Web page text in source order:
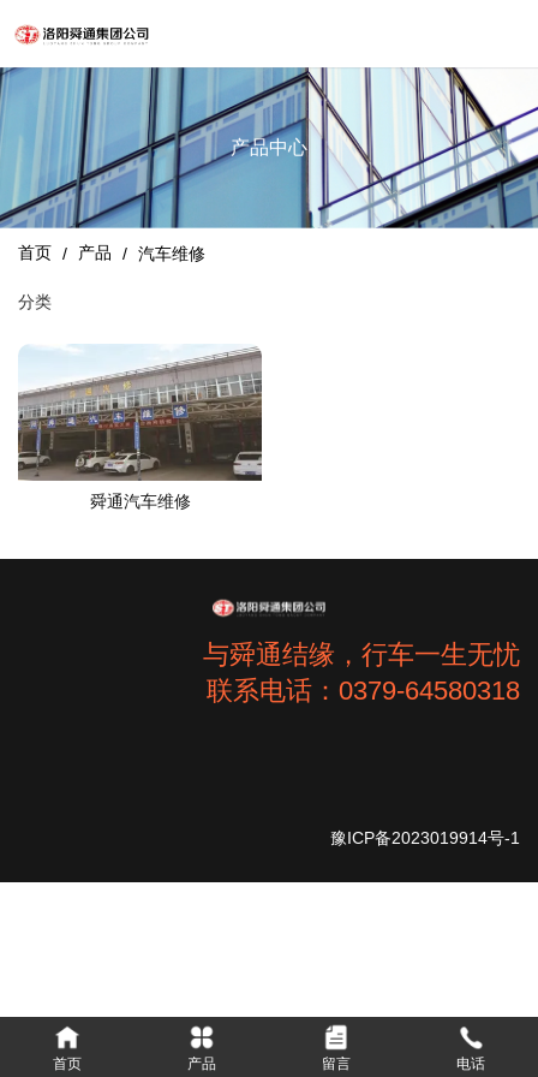
产品中心
首页 / 产品 / 汽车维修
分类
舜通汽车维修
与舜通结缘，行车一生无忧
联系电话：0379-64580318
豫ICP备2023019914号-1
首页 产品 留言 电话